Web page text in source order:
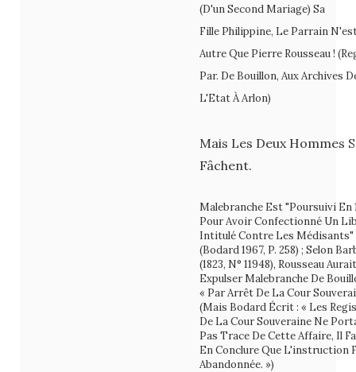
(d'un Second Mariage) Sa
Fille Philippine, Le Parrain
Autre Que Pierre Rousseau !
Par. De Bouillon, Aux Archives
L'Etat À Arlon)
Mais Les Deux Hommes
Fâchent.
Malebranche Est "poursuivi En
Pour Avoir Confectionné Un
Intitulé Contre Les Médisants"
(Bodard 1967, P. 258) ; Selon
(1823, N° 11948), Rousseau
Expulser Malebranche De
« Par Arrêt De La Cour
(mais Bodard Écrit : « Les
De La Cour Souveraine Ne
Pas Trace De Cette Affaire, Il
En Conclure Que L'instruction
Abandonnée. »)